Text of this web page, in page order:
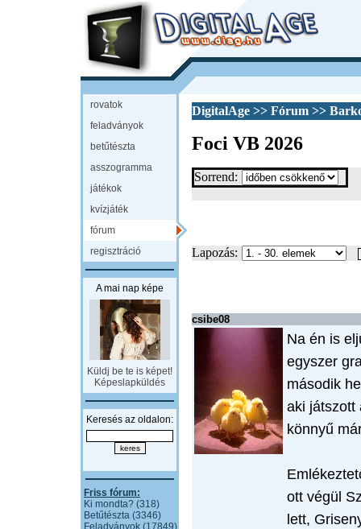
rovatok
feladványok
betűtészta
asszogramma
játékok
kvízjáték
fórum
regisztráció
A mai nap képe
Küldj be te is képet!
Képeslapküldés
Keresés az oldalon:
Friss fórum:
Ki mondta? (318)
Betűtészta (3346)
Feladványok (17849)
DigitalAge >> Fórum >>
Foci VB 2026
Sorrend:
Lapozás:
csibe08
Na én is
egyszer
második
aki játszott
könnyű
ott végül
lett,